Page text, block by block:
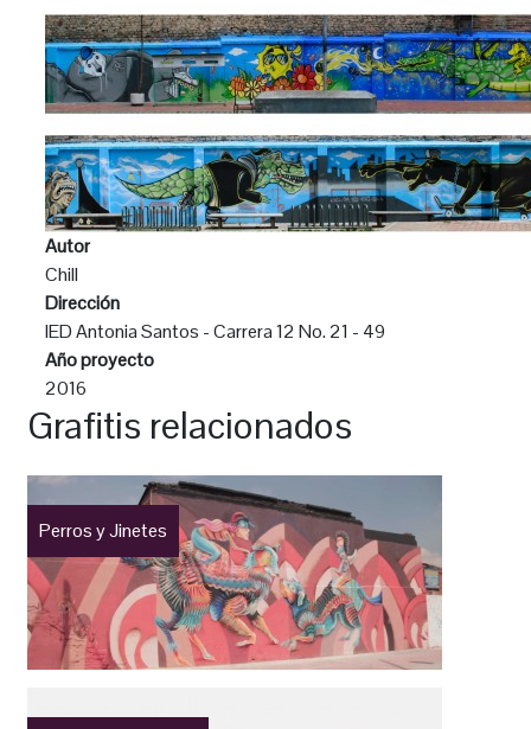
Autor
Chill
Dirección
IED Antonia Santos - Carrera 12 No. 21 - 49
Año proyecto
2016
Grafitis relacionados
Perros y Jinetes